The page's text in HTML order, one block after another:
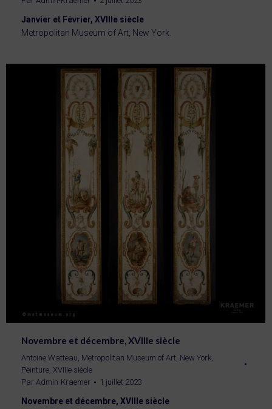
Janvier et Février, XVIIIe siècle
Metropolitan Museum of Art, New York.
Novembre et décembre, XVIIIe siècle
Antoine Watteau, Metropolitan Museum of Art, New York,
Peinture, XVIIIe siècle
Par Admin-Kraemer 1 juillet 2023
Novembre et décembre, XVIIIe siècle